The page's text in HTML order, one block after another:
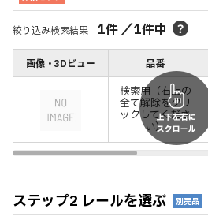
絞り込み検索結果 1件／1件中
画像・3Dビュー 品番
検索用（右上の
全て解除をクリ
ックしてくださ
い）
ステップ2 レールを選ぶ 別売品